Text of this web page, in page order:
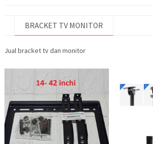
BRACKET TV MONITOR
Jual bracket tv dan monitor